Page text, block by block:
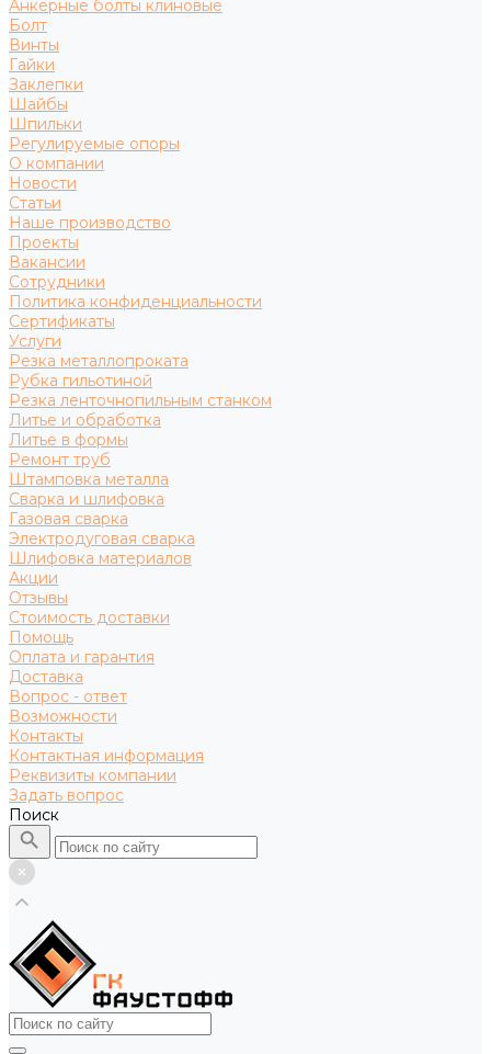
Анкерные болты клиновые
Болт
Винты
Гайки
Заклепки
Шайбы
Шпильки
Регулируемые опоры
О компании
Новости
Статьи
Наше производство
Проекты
Вакансии
Сотрудники
Политика конфиденциальности
Сертификаты
Услуги
Резка металлопроката
Рубка гильотиной
Резка ленточнопильным станком
Литье и обработка
Литье в формы
Ремонт труб
Штамповка металла
Сварка и шлифовка
Газовая сварка
Электродуговая сварка
Шлифовка материалов
Акции
Отзывы
Стоимость доставки
Помощь
Оплата и гарантия
Доставка
Вопрос - ответ
Возможности
Контакты
Контактная информация
Реквизиты компании
Задать вопрос
Поиск